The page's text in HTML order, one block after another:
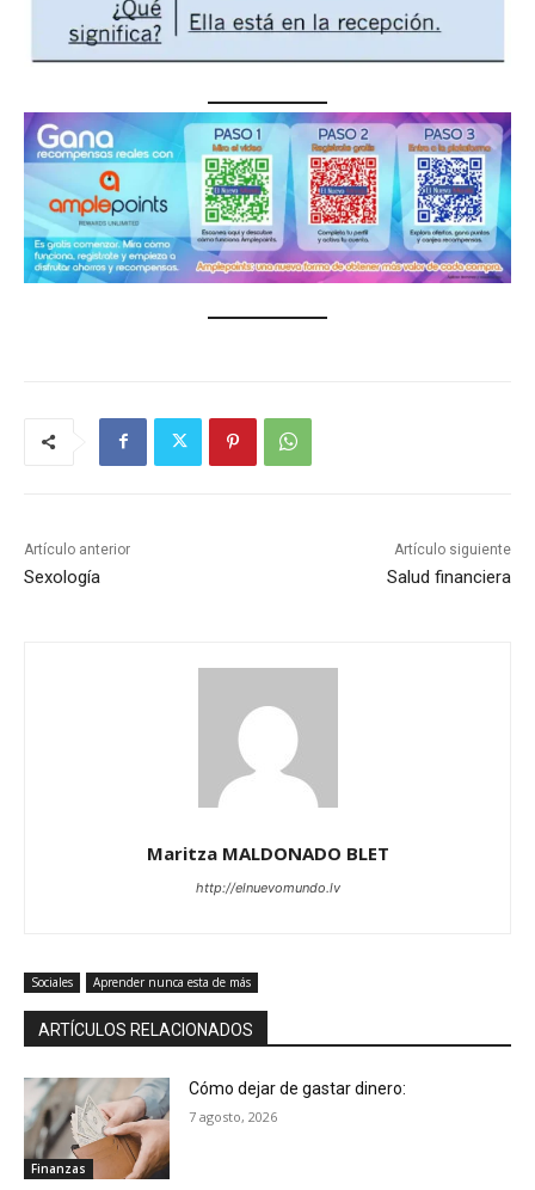
Artículo anterior
Sexología
Artículo siguiente
Salud financiera
Maritza MALDONADO BLET
http://elnuevomundo.lv
Sociales Aprender nunca esta de más
ARTÍCULOS RELACIONADOS
Finanzas
Cómo dejar de gastar dinero:
7 agosto, 2026